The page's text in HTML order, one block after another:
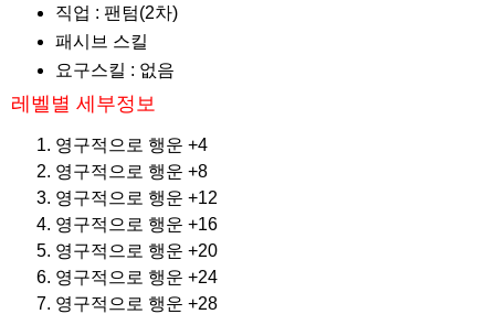
직업 : 팬텀(2차)
패시브 스킬
요구스킬 : 없음
레벨별 세부정보
영구적으로 행운 +4
영구적으로 행운 +8
영구적으로 행운 +12
영구적으로 행운 +16
영구적으로 행운 +20
영구적으로 행운 +24
영구적으로 행운 +28